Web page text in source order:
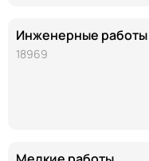
Инженерные работы
18969